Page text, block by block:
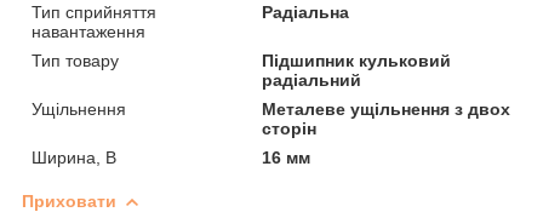
Тип сприйняття
навантаження
Радіальна
Тип товару
Підшипник кульковий
радіальний
Ущільнення
Металеве ущільнення з двох
сторін
Ширина, B
16 мм
Приховати